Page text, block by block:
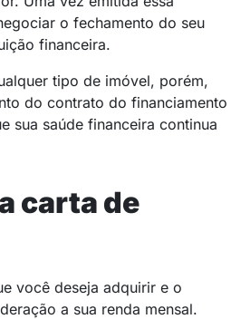
o fechamento do seu
financeira.
tipo de imóvel, porém,
do contrato do financiamento
sua saúde financeira continua
carta de
você deseja adquirir e o
a sua renda mensal.